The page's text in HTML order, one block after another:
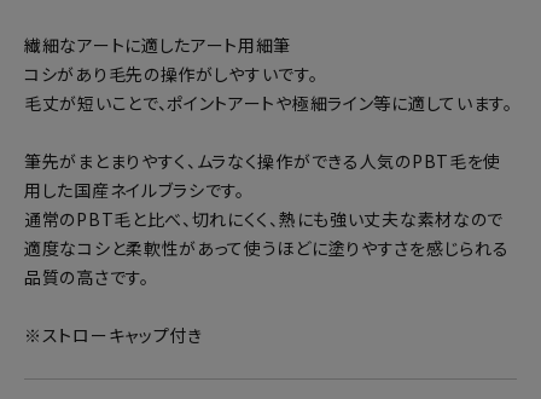
繊細なアートに適したアート用細筆
コシがあり毛先の操作がしやすいです。
毛丈が短いことで、ポイントアートや極細ライン等に適しています。
筆先がまとまりやすく、ムラなく操作ができる人気のPBT毛を使
用した国産ネイルブラシです。
通常のPBT毛と比べ、切れにくく、熱にも強い丈夫な素材なので
適度なコシと柔軟性があって使うほどに塗りやすさを感じられる
品質の高さです。
※ストローキャップ付き